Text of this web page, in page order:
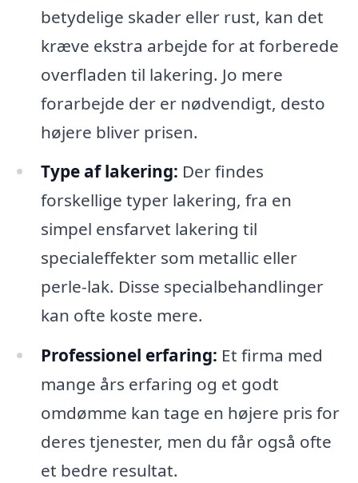
betydelige skader eller rust, kan det
kræve ekstra arbejde for at forberede
overfladen til lakering. Jo mere
forarbejde der er nødvendigt, desto
højere bliver prisen.
Type af lakering: Der findes
forskellige typer lakering, fra en
simpel ensfarvet lakering til
specialeffekter som metallic eller
perle-lak. Disse specialbehandlinger
kan ofte koste mere.
Professionel erfaring: Et firma med
mange års erfaring og et godt
omdømme kan tage en højere pris for
deres tjenester, men du får også ofte
et bedre resultat.